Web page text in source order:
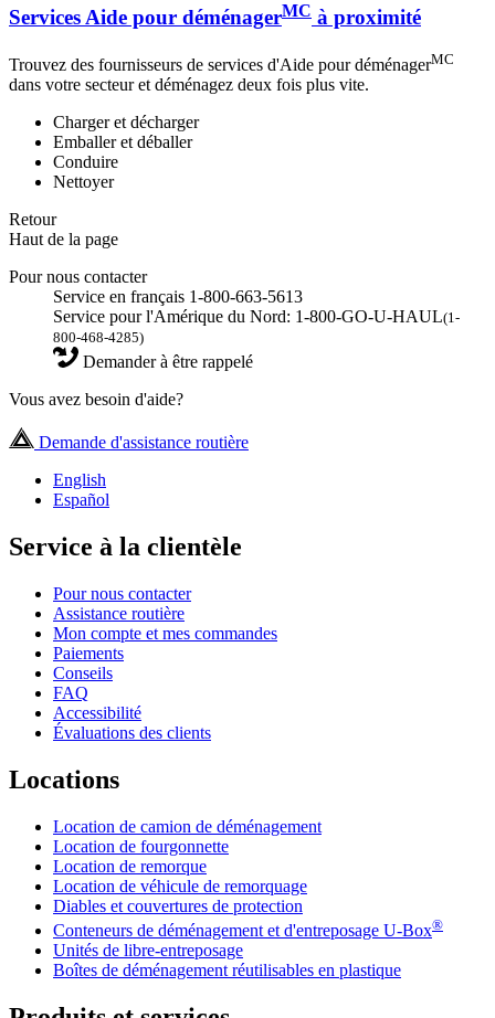
Services Aide pour déménagerMC à proximité
Trouvez des fournisseurs de services d'Aide pour déménagerMC
dans votre secteur et déménagez deux fois plus vite.
Charger et décharger
Emballer et déballer
Conduire
Nettoyer
Retour
Haut de la page
Pour nous contacter
Service en français 1-800-663-5613
Service pour l'Amérique du Nord: 1-800-GO-U-HAUL(1-
800-468-4285)
Demander à être rappelé
Vous avez besoin d'aide?
Demande d'assistance routière
English
Español
Service à la clientèle
Pour nous contacter
Assistance routière
Mon compte et mes commandes
Paiements
Conseils
FAQ
Accessibilité
Évaluations des clients
Locations
Location de camion de déménagement
Location de fourgonnette
Location de remorque
Location de véhicule de remorquage
Diables et couvertures de protection
Conteneurs de déménagement et d'entreposage U-Box®
Unités de libre-entreposage
Boîtes de déménagement réutilisables en plastique